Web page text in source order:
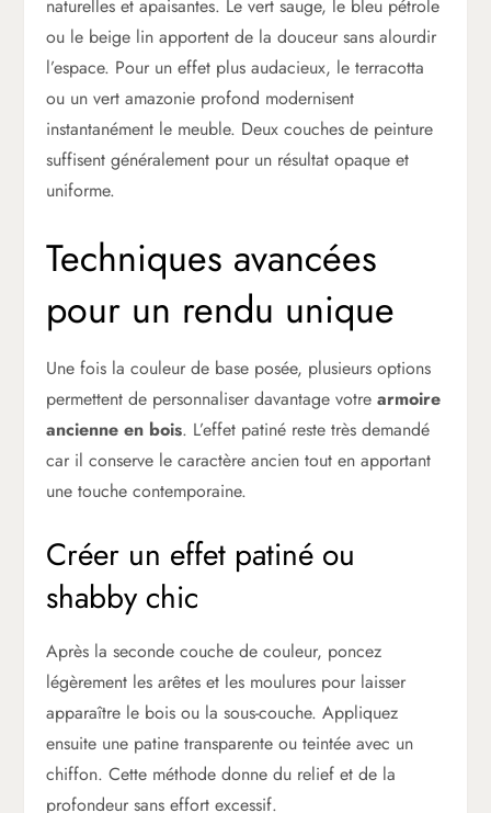
naturelles et apaisantes. Le vert sauge, le bleu pétrole
ou le beige lin apportent de la douceur sans alourdir
l’espace. Pour un effet plus audacieux, le terracotta
ou un vert amazonie profond modernisent
instantanément le meuble. Deux couches de peinture
suffisent généralement pour un résultat opaque et
uniforme.
Techniques avancées
pour un rendu unique
Une fois la couleur de base posée, plusieurs options
permettent de personnaliser davantage votrearmoire
ancienne en bois. L’effet patiné reste très demandé
car il conserve le caractère ancien tout en apportant
une touche contemporaine.
Créer un effet patiné ou
shabby chic
Après la seconde couche de couleur, poncez
légèrement les arêtes et les moulures pour laisser
apparaître le bois ou la sous-couche. Appliquez
ensuite une patine transparente ou teintée avec un
chiffon. Cette méthode donne du relief et de la
profondeur sans effort excessif.